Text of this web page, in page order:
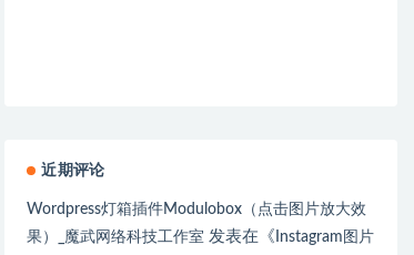
近期评论
Wordpress灯箱插件Modulobox（点击图片放大效
果）_魔武网络科技工作室 发表在《 Instagram图片